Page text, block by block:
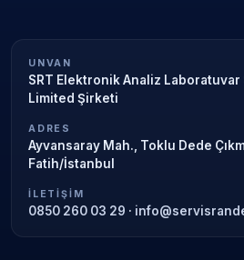
UNVAN
SRT Elektronik Analiz
Limited Şirketi
ADRES
Ayvansaray Mah., Toklu Dede
Fatih/İstanbul
İLETIŞIM
0850 260 03 29 ·